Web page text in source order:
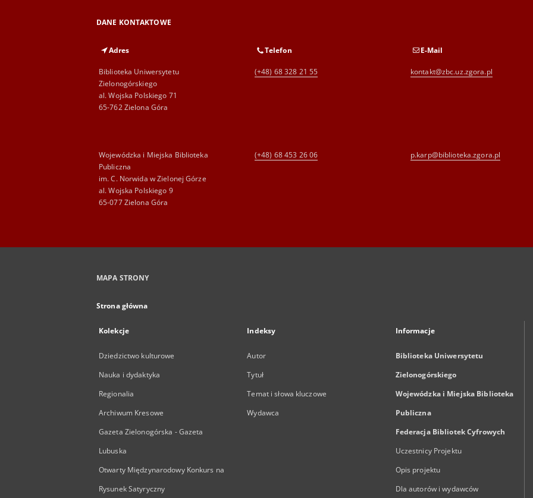
DANE KONTAKTOWE
Adres
Biblioteka Uniwersytetu
Zielonogórskiego
al. Wojska Polskiego 71
65-762 Zielona Góra
Telefon
(+48) 68 328 21 55
E-Mail
kontakt@zbc.uz.zgora.pl
Wojewódzka i Miejska Biblioteka
Publiczna
im. C. Norwida w Zielonej Górze
al. Wojska Polskiego 9
65-077 Zielona Góra
(+48) 68 453 26 06 p.karp@biblioteka.zgora.pl
MAPA STRONY
Strona główna
Kolekcje
Dziedzictwo kulturowe
Nauka i dydaktyka
Regionalia
Archiwum Kresowe
Gazeta Zielonogórska - Gazeta
Lubuska
Otwarty Międzynarodowy Konkurs na
Rysunek Satyryczny
Indeksy
Autor
Tytuł
Temat i słowa kluczowe
Wydawca
Informacje
Biblioteka Uniwersytetu
Zielonogórskiego
Wojewódzka i Miejska Biblioteka
Publiczna
Federacja Bibliotek Cyfrowych
Uczestnicy Projektu
Opis projektu
Dla autorów i wydawców